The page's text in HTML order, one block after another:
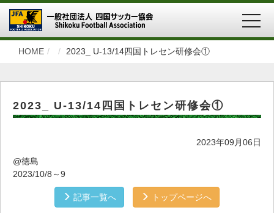
HOME 2023_ U-13/14四国トレセン研修会①
2023_ U-13/14四国トレセン研修会①
2023年09月06日
@徳島
2023/10/8～9
記事一覧へ トップページへ